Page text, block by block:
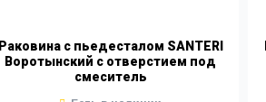
Раковина с пьедесталом SANTERI
Воротынский с отверстием под
смеситель